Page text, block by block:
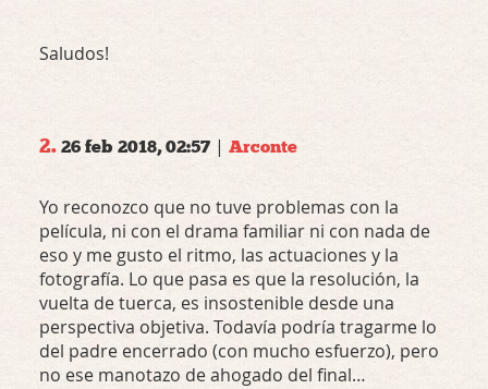
Saludos!
2. 26 feb 2018, 02:57 | Arconte
Yo reconozco que no tuve problemas con la
película, ni con el drama familiar ni con nada de
eso y me gusto el ritmo, las actuaciones y la
fotografía. Lo que pasa es que la resolución, la
vuelta de tuerca, es insostenible desde una
perspectiva objetiva. Todavía podría tragarme lo
del padre encerrado (con mucho esfuerzo), pero
no ese manotazo de ahogado del final…